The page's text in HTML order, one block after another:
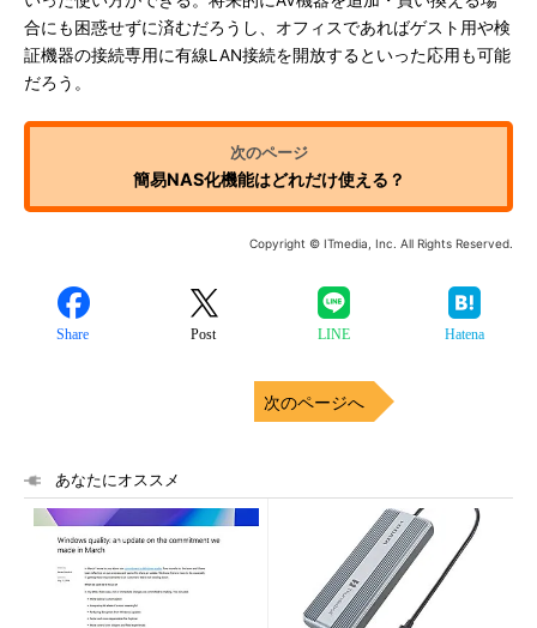
合にも困惑せずに済むだろうし、オフィスであればゲスト用や検
証機器の接続専用に有線LAN接続を開放するといった応用も可能
だろう。
簡易NAS化機能はどれだけ使える？
Copyright © ITmedia, Inc. All Rights Reserved.
Share Post LINE Hatena
次のページへ
あなたにオススメ